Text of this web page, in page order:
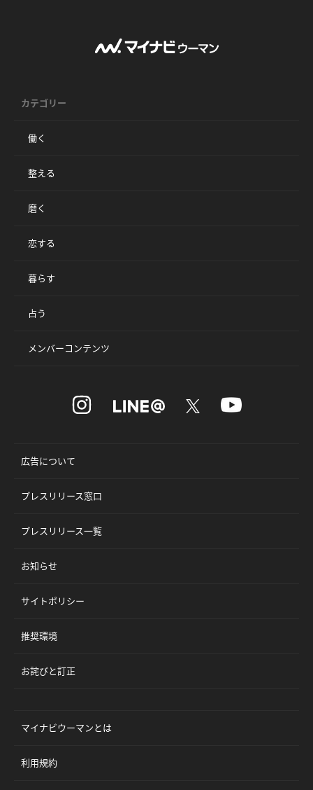
カテゴリー
働く
整える
磨く
恋する
暮らす
占う
メンバーコンテンツ
広告について
プレスリリース窓口
プレスリリース一覧
お知らせ
サイトポリシー
推奨環境
お詫びと訂正
マイナビウーマンとは
利用規約